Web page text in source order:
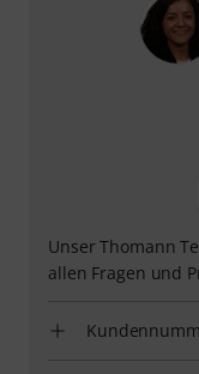
Unser Thomann
allen Fragen und